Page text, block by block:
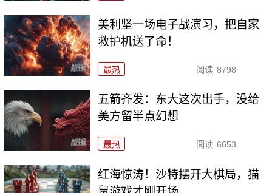
美利坚一场电子战演习，把自家
救护机送了命！
最热 阅读 8798
五箭齐发：东大这次出手，没给
美方留半点幻想
最热 阅读 6653
红海惊涛！沙特摆开大棋局，猫